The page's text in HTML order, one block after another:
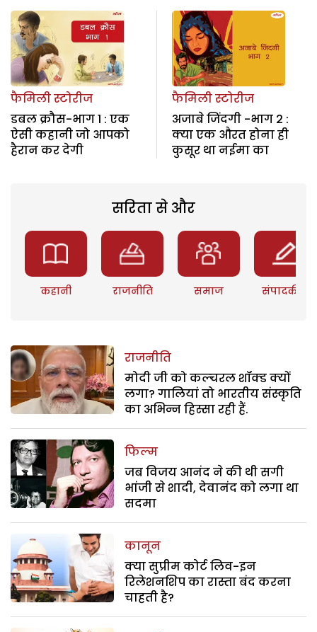
फैमिली स्टोरीज
डबल क्रौस-भाग 1 : एक
ऐसी कहानी जो आपको
हैरान कर देगी
फैमिली स्टोरीज
अजाबे जिंदगी -भाग 2 :
क्या एक औरत होना ही
कुसूर था नईमा का
सरिता से और
कहानी राजनीति समाज संपादकीय
राजनीति
मोदी जी को कल्चरल शॉक्ड क्यों
लगा? गालियां तो भारतीय संस्कृति
का अभिन्न हिस्सा रही हैं.
फिल्म
जब विजय आनंद ने की थी सगी
भांजी से शादी, देवानंद को लगा था
सदमा
कानून
क्या सुप्रीम कोर्ट लिव-इन
रिलेशनशिप का रास्ता बंद करना
चाहती है?